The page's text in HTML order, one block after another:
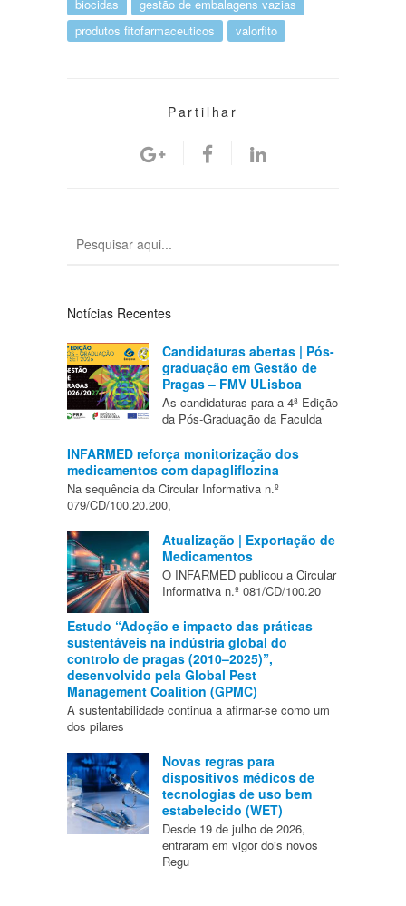
biocidas
gestão de embalagens vazias
produtos fitofarmaceuticos
valorfito
Partilhar
Notícias Recentes
Candidaturas abertas | Pós-
graduação em Gestão de
Pragas – FMV ULisboa
As candidaturas para a 4ª Edição
da Pós-Graduação da Faculda
INFARMED reforça monitorização dos
medicamentos com dapagliflozina
Na sequência da Circular Informativa n.º
079/CD/100.20.200,
Atualização | Exportação de
Medicamentos
O INFARMED publicou a Circular
Informativa n.º 081/CD/100.20
Estudo “Adoção e impacto das práticas
sustentáveis na indústria global do
controlo de pragas (2010–2025)”,
desenvolvido pela Global Pest
Management Coalition (GPMC)
A sustentabilidade continua a afirmar-se como um
dos pilares
Novas regras para
dispositivos médicos de
tecnologias de uso bem
estabelecido (WET)
Desde 19 de julho de 2026,
entraram em vigor dois novos
Regu